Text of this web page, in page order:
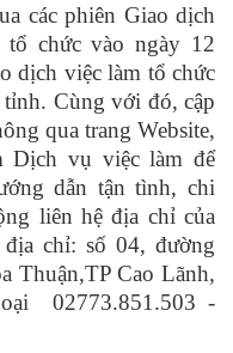
các phiên Giao dịch
chức vào ngày 12
dịch việc làm tổ chức
Cùng với đó, cập
qua trang Website,
Dịch vụ việc làm để
dẫn tận tình, chi
liên hệ địa chỉ của
chỉ: số 04, đường
Thuận,TP Cao Lãnh,
02773.851.503 -